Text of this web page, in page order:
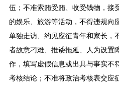
伍；不准索贿受贿、收受钱物，接
的娱乐、旅游等活动，不得违规向
单独走访、约见应征青年和家长，
者故意刁难、推诿拖延、人为设置
作，填写虚假信息或出具与事实不
考核结论；不准将政治考核表交应